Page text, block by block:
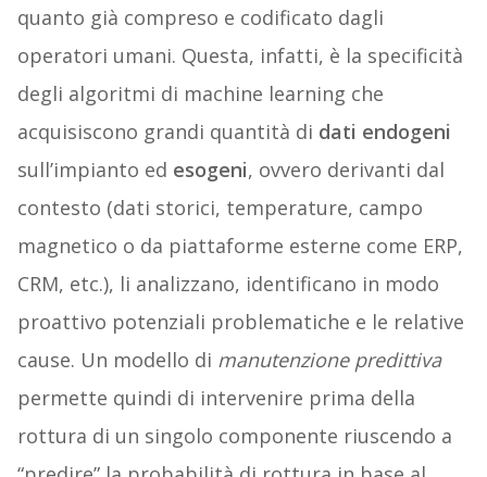
quanto già compreso e codificato dagli
operatori umani. Questa, infatti, è la specificità
degli algoritmi di machine learning che
acquisiscono grandi quantità di dati endogeni
sull’impianto ed esogeni, ovvero derivanti dal
contesto (dati storici, temperature, campo
magnetico o da piattaforme esterne come ERP,
CRM, etc.), li analizzano, identificano in modo
proattivo potenziali problematiche e le relative
cause. Un modello di manutenzione predittiva
permette quindi di intervenire prima della
rottura di un singolo componente riuscendo a